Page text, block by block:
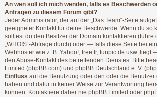
An wen soll ich mich wenden, falls es Beschwerden
Anfragen zu diesem Forum gibt?
Jeder Administrator, der auf der „Das Team“-Seite
geeigneter Kontakt für deine Beschwerde. Wenn du so
solltest du den Besitzer der Domain kontaktieren (führe
„WHOIS“-Abfrage durch) oder — falls diese Seite bei
Webhoster wie z. B. Yahoo!, free.fr, funpic.de usw. liegt
den Abuse-Kontakt des betreffenden Dienstes. Bitte
Limited (phpBB.com) und phpBB Deutschland e. V.
Einfluss auf die Benutzung oder den oder die Benutzer
haben und dafür in keiner Weise zur Verantwortung
können. Kontaktiere daher nie phpBB Limited oder